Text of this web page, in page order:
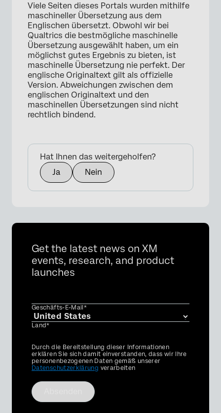
×
×
Viele Seiten dieses Portals wurden mithilfe
maschineller Übersetzung aus dem
Englischen übersetzt. Obwohl wir bei
Qualtrics die bestmögliche maschinelle
Übersetzung ausgewählt haben, um ein
möglichst gutes Ergebnis zu bieten, ist
maschinelle Übersetzung nie perfekt. Der
englische Originaltext gilt als offizielle
Version. Abweichungen zwischen dem
englischen Originaltext und den
maschinellen Übersetzungen sind nicht
rechtlich bindend.
Hat Ihnen das weitergeholfen?
Ja
Nein
Get the latest news on XM
events, research, and product
launches
Geschäfts-E-Mail*
Land*
Privacy
Optin
Durch die Bereitstellung dieser Informationen
erklären Sie sich damit einverstanden, dass wir Ihre
personenbezogenen Daten gemäß unserer
Datenschutzerklärung verarbeiten